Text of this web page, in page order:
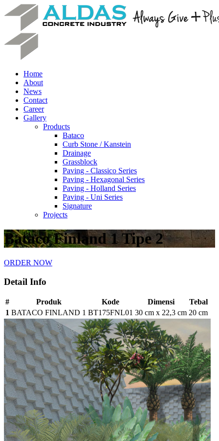
Home
About
News
Contact
Career
Gallery
Products
Bataco
Curb Stone / Kanstein
Drainage
Grassblock
Paving - Classico Series
Paving - Hexagonal Series
Paving - Holland Series
Paving - Uni Series
Signature
Projects
Bataco Finland 1 Tipe 2
ORDER NOW
Detail Info
# Produk Kode Dimensi
Tebal
1 BATACO FINLAND 1 BT175FNL01 30 cm x 22,3 cm 20 cm